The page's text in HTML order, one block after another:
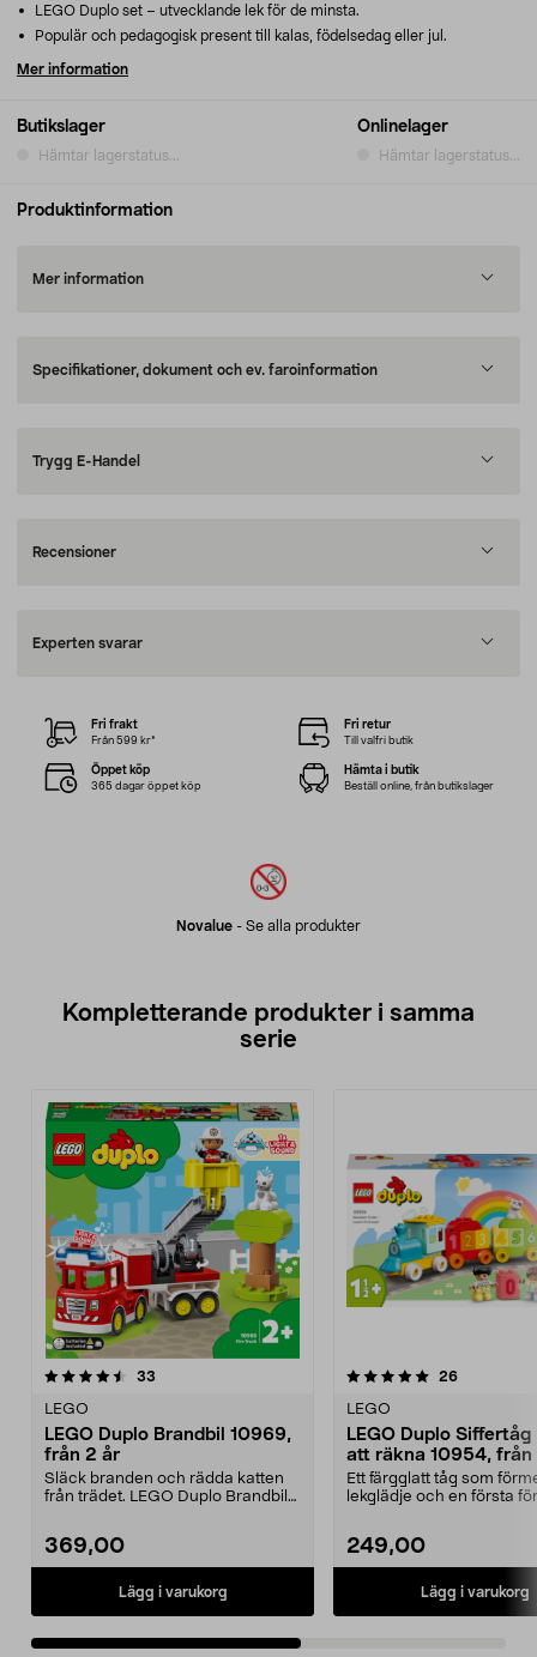
Butikslager
Hämtar lagerstatus...
Onlinelager
Hämtar lagerstatus...
LEGO Duplo set – utvecklande lek för de minsta.
Populär och pedagogisk present till kalas, födelsedag eller jul.
Mer information
Produktinformation
Mer information
Specifikationer, dokument och ev. faroinformation
Trygg E-Handel
Recensioner
Experten svarar
Novalue - Se alla produkter
Fri frakt
Från 599 kr*
Fri retur
Till valfri butik
Öppet köp
365 dagar öppet köp
Hämta i butik
Beställ online, från butikslager
Kompletterande produkter i samma
serie
33
LEGO
LEGO Duplo Brandbil 10969,
från 2 år
Släck branden och rädda katten
från trädet. LEGO Duplo Brandbil
369,00
Lägg i varukorg
5.0av 5 stjärnor 26recensioner
LEGO
LEGO Duplo Siffertåg
att räkna 10954, från
Ett färgglatt tåg som
lekglädje och en första
249,00
Lägg i varukorg
5.0av 5 stjärnor